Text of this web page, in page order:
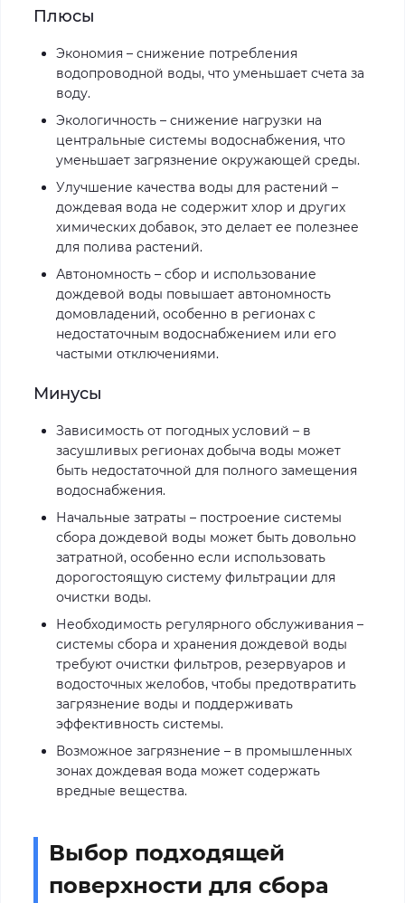
Плюсы
Экономия – снижение потребления
водопроводной воды, что уменьшает счета за
воду.
Экологичность – снижение нагрузки на
центральные системы водоснабжения, что
уменьшает загрязнение окружающей среды.
Улучшение качества воды для растений –
дождевая вода не содержит хлор и других
химических добавок, это делает ее полезнее
для полива растений.
Автономность – сбор и использование
дождевой воды повышает автономность
домовладений, особенно в регионах с
недостаточным водоснабжением или его
частыми отключениями.
Минусы
Зависимость от погодных условий – в
засушливых регионах добыча воды может
быть недостаточной для полного замещения
водоснабжения.
Начальные затраты – построение системы
сбора дождевой воды может быть довольно
затратной, особенно если использовать
дорогостоящую систему фильтрации для
очистки воды.
Необходимость регулярного обслуживания –
системы сбора и хранения дождевой воды
требуют очистки фильтров, резервуаров и
водосточных желобов, чтобы предотвратить
загрязнение воды и поддерживать
эффективность системы.
Возможное загрязнение – в промышленных
зонах дождевая вода может содержать
вредные вещества.
Выбор подходящей
поверхности для сбора